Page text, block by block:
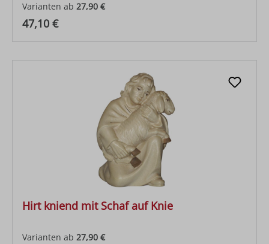
Varianten ab 27,90 €
Regulärer Preis:
47,10 €
Hirt kniend mit Schaf auf Knie
Varianten ab 27,90 €